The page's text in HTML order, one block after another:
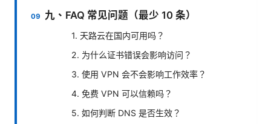
九、FAQ 常见问题（最少 10 条）
1. 天路云在国内可用吗？
2. 为什么证书错误会影响访问？
3. 使用 VPN 会不会影响工作效率？
4. 免费 VPN 可以信赖吗？
5. 如何判断 DNS 是否生效？